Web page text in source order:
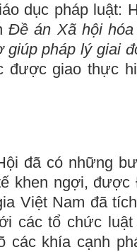
dục pháp luật:
Đề án Xã hội
pháp lý giai
được giao thực
đã có những
khen ngợi,
Việt Nam đã
các tổ chức
các khía cạnh